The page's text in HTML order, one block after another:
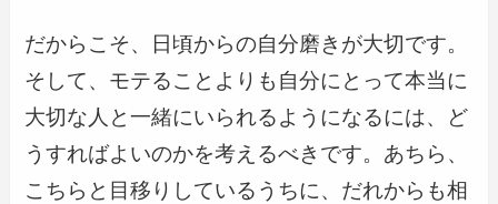
だからこそ、日頃からの自分磨きが大切です。
そして、モテることよりも自分にとって本当に
大切な人と一緒にいられるようになるには、ど
うすればよいのかを考えるべきです。あちら、
こちらと目移りしているうちに、だれからも相